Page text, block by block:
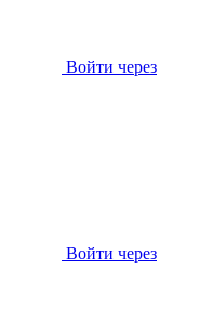
Войти через
Войти через